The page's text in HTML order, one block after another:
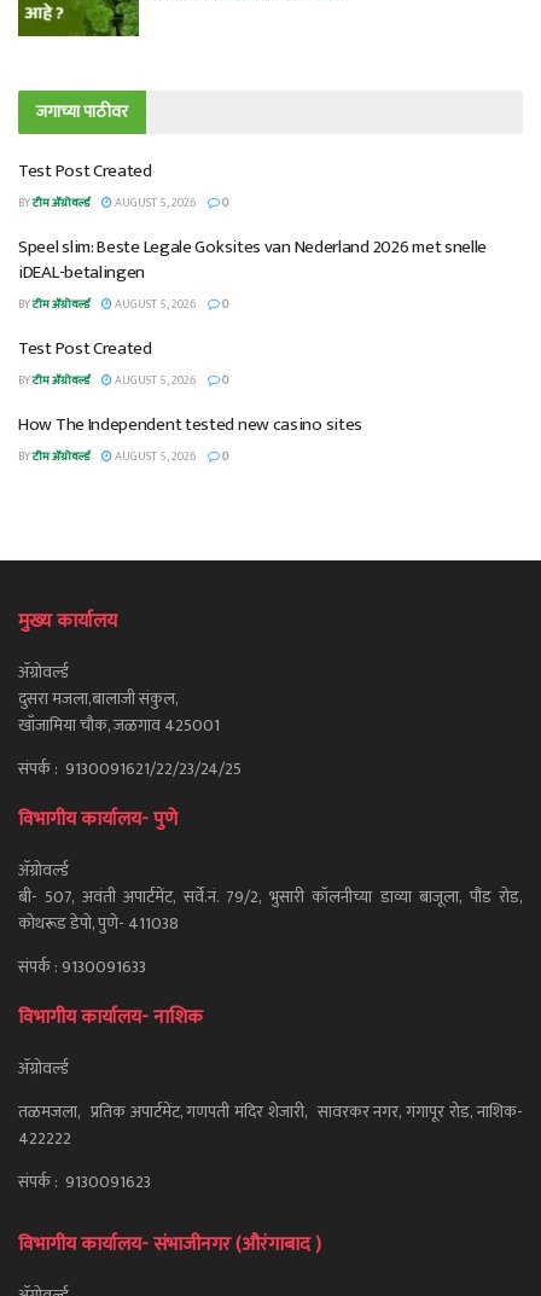
जगाच्या पाठीवर
Test Post Created
BYटीम ॲग्रोवर्ल्ड AUGUST 5, 2026 0
Speel slim: Beste Legale Goksites van Nederland 2026 met snelle
iDEAL-betalingen
BYटीम ॲग्रोवर्ल्ड AUGUST 5, 2026 0
Test Post Created
BYटीम ॲग्रोवर्ल्ड AUGUST 5, 2026 0
How The Independent tested new casino sites
BYटीम ॲग्रोवर्ल्ड AUGUST 5, 2026 0
मुख्य कार्यालय
ॲग्रोवर्ल्ड
दुसरा मजला,बालाजी संकुल,
खाँजामिया चौक, जळगाव 425001
संपर्क : 9130091621/22/23/24/25
विभागीय कार्यालय- पुणे
ॲग्रोवर्ल्ड
बी- 507, अवंती अपार्टमेंट, सर्वे.नं. 79/2, भुसारी कॉलनीच्या डाव्या बाजूला, पौंड रोड,
कोथरूड डेपो, पुणे- 411038
संपर्क : 9130091633
विभागीय कार्यालय- नाशिक
ॲग्रोवर्ल्ड
तळमजला, प्रतिक अपार्टमेंट, गणपती मंदिर शेजारी, सावरकर नगर, गंगापूर रोड, नाशिक-
422222
संपर्क : 9130091623
विभागीय कार्यालय- संभाजीनगर (औरंगाबाद )